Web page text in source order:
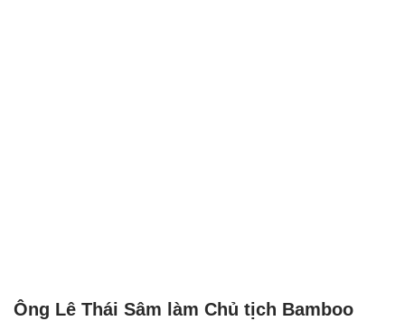
Ông Lê Thái Sâm làm Chủ tịch Bamboo